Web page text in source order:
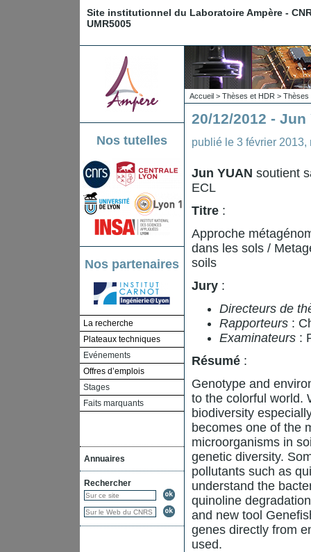
Site institutionnel du Laboratoire Ampère -
UMR5005
Nos tutelles
Nos partenaires
La recherche
Plateaux techniques
Evénements
Offres d’emplois
Stages
Faits marquants
Annuaires
Rechercher
Accueil > Thèses et HDR > Thèses
20/12/2012 - Jun
publié le 3 février 2013,
Jun YUAN soutient
ECL
Titre :
Approche
dans les sols /
soils
Jury :
Directeurs de
Rapporteurs :
Examinateurs :
Résumé :
Genotype and
to the colorful world.
biodiversity
becomes one of the
microorganisms in
genetic diversity.
pollutants such as
understand the
quinoline
and new tool
genes directly from
used.